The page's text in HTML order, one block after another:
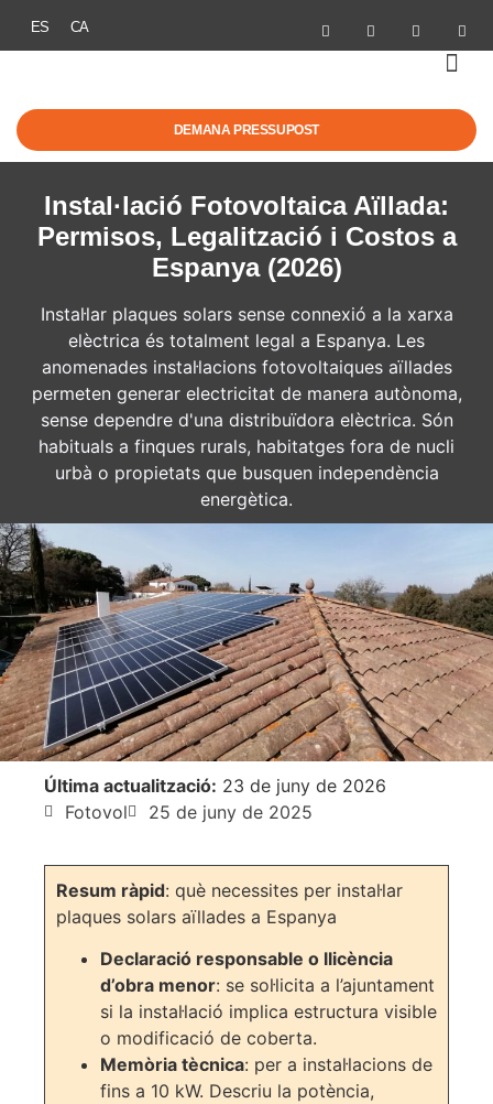
ES CA
DEMANA PRESSUPOST
Instal·lació Fotovoltaica Aïllada:
Permisos, Legalització i Costos a
Espanya (2026)
Instal·lar plaques solars sense connexió a la xarxa
elèctrica és totalment legal a Espanya. Les
anomenades instal·lacions fotovoltaiques aïllades
permeten generar electricitat de manera autònoma,
sense dependre d'una distribuïdora elèctrica. Són
habituals a finques rurals, habitatges fora de nucli
urbà o propietats que busquen independència
energètica.
Última actualització: 23 de juny de 2026
Fotovol
25 de juny de 2025
Resum ràpid: què necessites per instal·lar
plaques solars aïllades a Espanya
Declaració responsable o llicència
d’obra menor: se sol·licita a l’ajuntament
si la instal·lació implica estructura visible
o modificació de coberta.
Memòria tècnica: per a instal·lacions de
fins a 10 kW. Descriu la potència,